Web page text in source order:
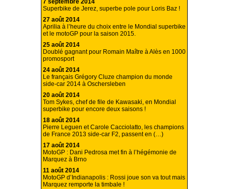
7 septembre 2014
Superbike de Jerez, superbe pole pour Loris Baz !
27 août 2014
Aprilia à l’heure du choix entre le Mondial superbike
et le motoGP pour la saison 2015.
25 août 2014
Doublé gagnant pour Romain Maître à Alès en 1000
promosport
24 août 2014
Le français Grégory Cluze champion du monde
side-car 2014 à Oschersleben
20 août 2014
Tom Sykes, chef de file de Kawasaki, en Mondial
superbike pour encore deux saisons !
18 août 2014
Pierre Leguen et Carole Cacciolatto, les champions
de France 2013 side-car F2, passent en (…)
17 août 2014
MotoGP : Dani Pedrosa met fin à l’hégémonie de
Marquez à Brno
11 août 2014
MotoGP d’Indianapolis : Rossi joue son va tout mais
Marquez remporte la timbale !